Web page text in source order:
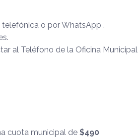
telefónica o por WhatsApp .
al Teléfono de la Oficina Municipal
cuota municipal de $490